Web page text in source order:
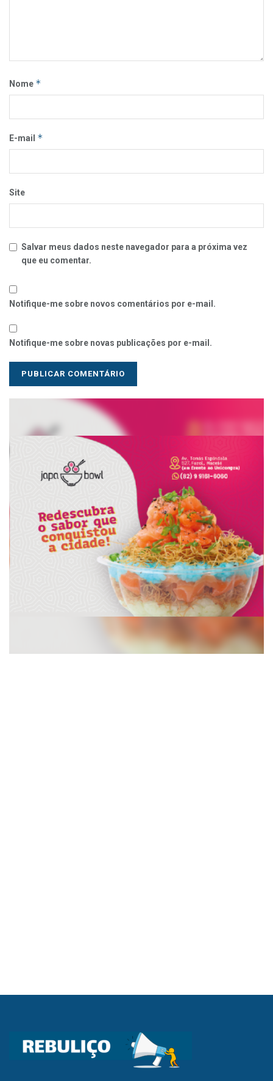
Nome *
E-mail *
Site
Salvar meus dados neste navegador para a próxima vez
que eu comentar.
Notifique-me sobre novos comentários por e-mail.
Notifique-me sobre novas publicações por e-mail.